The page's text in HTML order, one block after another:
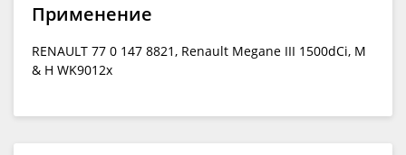
Применение
RENAULT 77 0 147 8821, Renault Megane III 1500dCi, М
& H WK9012x